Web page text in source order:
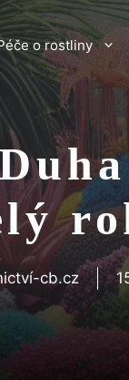
o rostliny
cb.cz